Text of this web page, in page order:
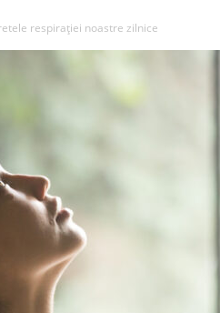
respirației noastre zilnice